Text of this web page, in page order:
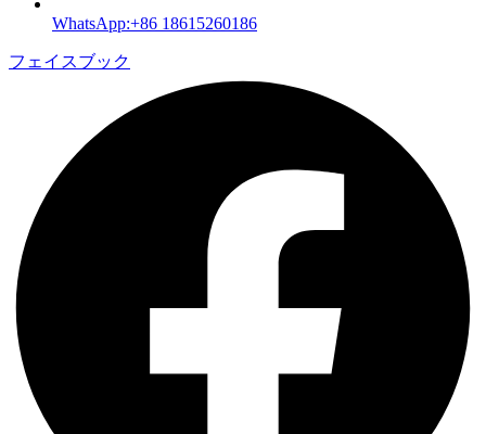
WhatsApp:+86 18615260186
フェイスブック